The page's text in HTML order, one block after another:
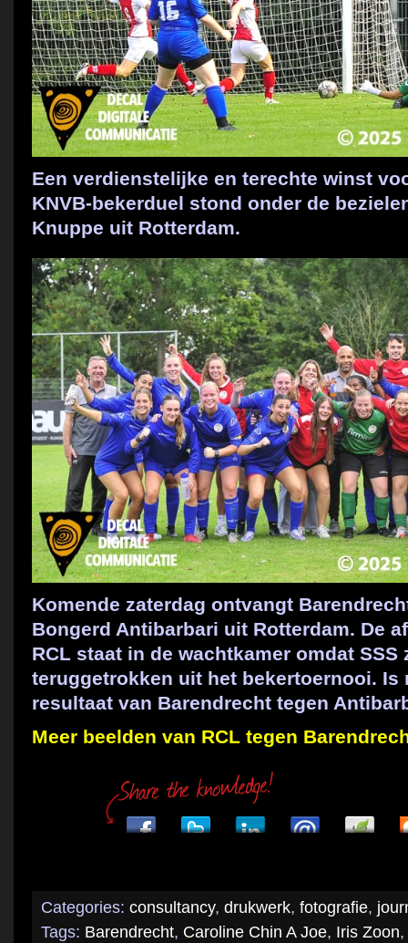
Een verdienstelijke en terechte winst
KNVB-bekerduel stond onder de
Knuppe uit Rotterdam.
Komende zaterdag ontvangt
Bongerd Antibarbari uit Rotterdam. De
RCL staat in de wachtkamer omdat SSS
teruggetrokken uit het bekertoernooi. Is
resultaat van Barendrecht tegen
Meer beelden van RCL tegen
Categories: consultancy, drukwerk, fotografie,
Tags: Barendrecht, Caroline Chin A Joe, Iris Zoon,